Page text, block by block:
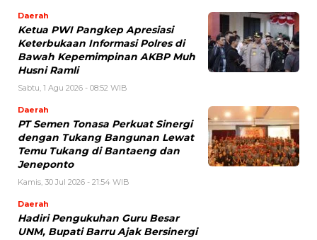
Daerah
Ketua PWI Pangkep Apresiasi
Keterbukaan Informasi Polres di
Bawah Kepemimpinan AKBP Muh
Husni Ramli
Sabtu, 1 Agu 2026 - 08:52 WIB
Daerah
PT Semen Tonasa Perkuat Sinergi
dengan Tukang Bangunan Lewat
Temu Tukang di Bantaeng dan
Jeneponto
Kamis, 30 Jul 2026 - 21:54 WIB
Daerah
Hadiri Pengukuhan Guru Besar
UNM, Bupati Barru Ajak Bersinergi